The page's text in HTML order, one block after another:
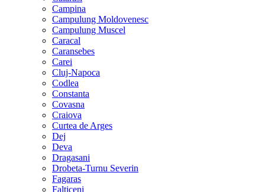
Campina
Campulung Moldovenesc
Campulung Muscel
Caracal
Caransebes
Carei
Cluj-Napoca
Codlea
Constanta
Covasna
Craiova
Curtea de Arges
Dej
Deva
Dragasani
Drobeta-Turnu Severin
Fagaras
Falticeni